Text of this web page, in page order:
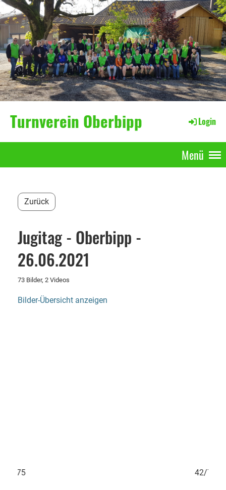
Turnverein Oberbipp Login
Menü
Zurück
Jugitag - Oberbipp -
26.06.2021
73 Bilder, 2 Videos
Bilder-Übersicht anzeigen